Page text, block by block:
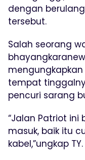
dengan
tersebut.
Salah seorang
tempat
pencuri sarang
“Jalan Patriot ini
masuk, baik itu
kabel,”ungkap TY.